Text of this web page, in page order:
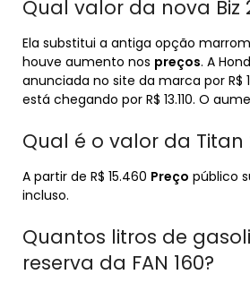
Qual valor da nova Biz
Ela substitui a antiga opção
houve aumento nos preços. A
anunciada no site da marca por R$
está chegando por R$ 13.110. O
Qual é o valor da Titan
A partir de R$ 15.460 Preço público
incluso.
Quantos litros de
reserva da FAN 160?